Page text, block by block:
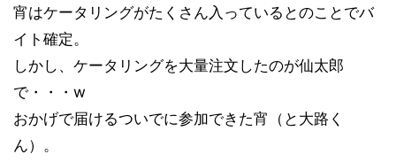
宵はケータリングがたくさん入っているとのことでバ
イト確定。
しかし、ケータリングを大量注文したのが仙太郎
で・・・w
おかげで届けるついでに参加できた宵（と大路く
ん）。